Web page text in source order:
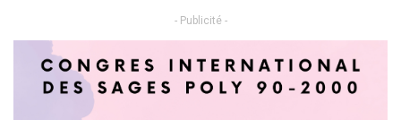
- Publicité -